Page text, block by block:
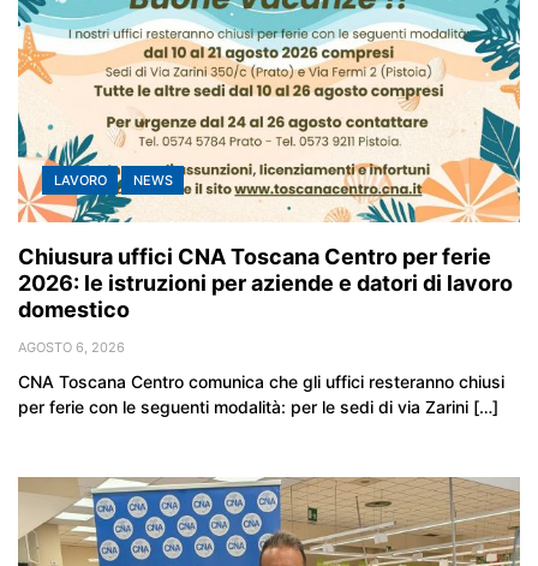
LAVORO NEWS
Chiusura uffici CNA Toscana Centro per ferie
2026: le istruzioni per aziende e datori di lavoro
domestico
AGOSTO 6, 2026
CNA Toscana Centro comunica che gli uffici resteranno chiusi
per ferie con le seguenti modalità: per le sedi di via Zarini […]